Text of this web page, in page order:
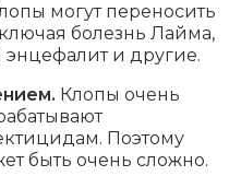
могут переносить
болезнь Лайма,
и другие.
Клопы очень
Поэтому
быть очень сложно.